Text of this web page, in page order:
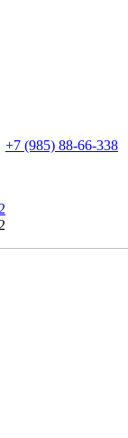
+7 (985) 88-66-338